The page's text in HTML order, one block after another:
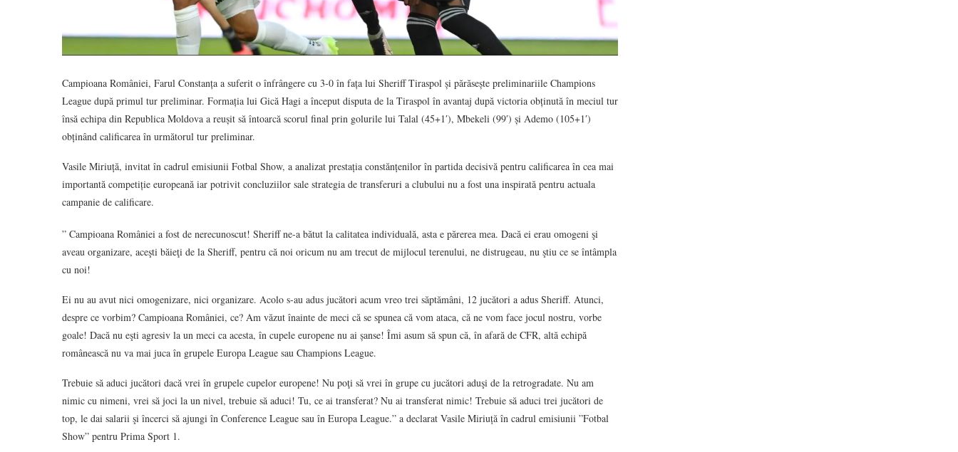
Campioana României, Farul Constanța a suferit o înfrângere cu 3-0 în fața lui Sheriff Tiraspol și părăsește preliminariile Champions
League după primul tur preliminar. Formația lui Gică Hagi a început disputa de la Tiraspol în avantaj după victoria obținută în meciul tur
însă echipa din Republica Moldova a reușit să întoarcă scorul final prin golurile lui Talal (45+1′), Mbekeli (99′) și Ademo (105+1′)
obținând calificarea în următorul tur preliminar.
Vasile Miriuță, invitat în cadrul emisiunii Fotbal Show, a analizat prestația constănțenilor în partida decisivă pentru calificarea în cea mai
importantă competiție europeană iar potrivit concluziilor sale strategia de transferuri a clubului nu a fost una inspirată pentru actuala
campanie de calificare.
” Campioana României a fost de nerecunoscut! Sheriff ne-a bătut la calitatea individuală, asta e părerea mea. Dacă ei erau omogeni şi
aveau organizare, aceşti băieţi de la Sheriff, pentru că noi oricum nu am trecut de mijlocul terenului, ne distrugeau, nu ştiu ce se întâmpla
cu noi!
Ei nu au avut nici omogenizare, nici organizare. Acolo s-au adus jucători acum vreo trei săptămâni, 12 jucători a adus Sheriff. Atunci,
despre ce vorbim? Campioana României, ce? Am văzut înainte de meci că se spunea că vom ataca, că ne vom face jocul nostru, vorbe
goale! Dacă nu eşti agresiv la un meci ca acesta, în cupele europene nu ai șanse! Îmi asum să spun că, în afară de CFR, altă echipă
românească nu va mai juca în grupele Europa League sau Champions League.
Trebuie să aduci jucători dacă vrei în grupele cupelor europene! Nu poţi să vrei în grupe cu jucători aduşi de la retrogradate. Nu am
nimic cu nimeni, vrei să joci la un nivel, trebuie să aduci! Tu, ce ai transferat? Nu ai transferat nimic! Trebuie să aduci trei jucători de
top, le dai salarii şi încerci să ajungi în Conference League sau în Europa League.” a declarat Vasile Miriuță în cadrul emisiunii ”Fotbal
Show” pentru Prima Sport 1.